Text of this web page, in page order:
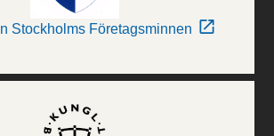
Stockholms Företagsminnen